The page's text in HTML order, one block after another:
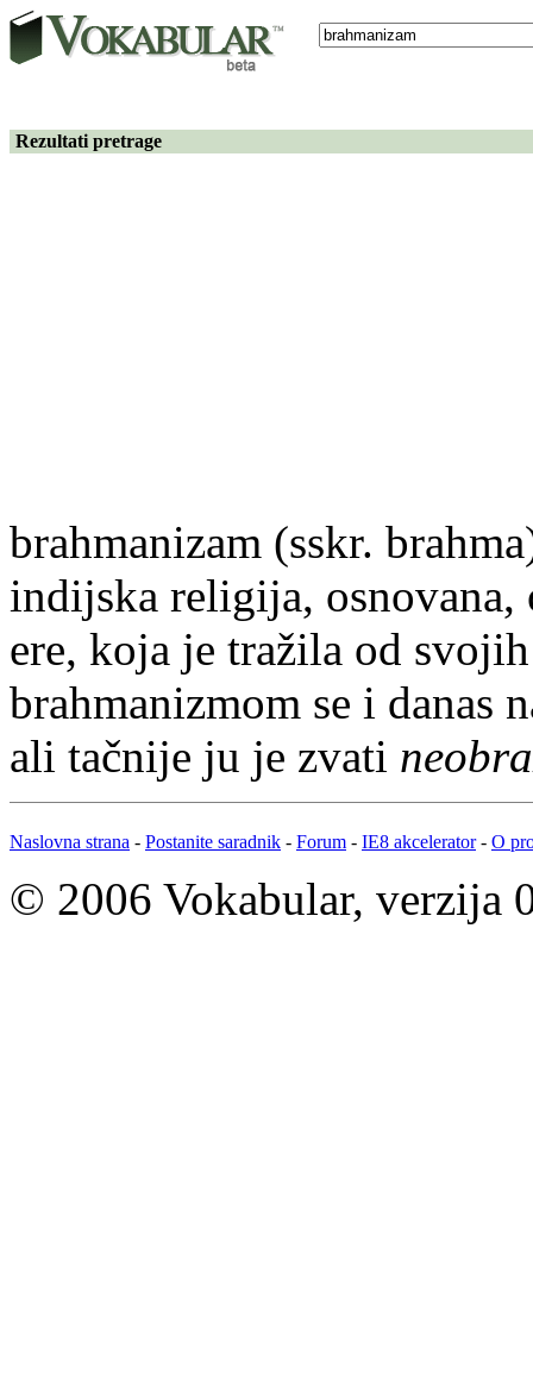
Rezultati pretrage
brahmanizam (sskr.
indijska religija, osnovana,
ere, koja je tražila od
brahmanizmom se i
ali tačnije ju je zvati
Naslovna strana - Postanite saradnik - Forum - IE8 akcelerator- O
© 2006 Vokabular, verzija